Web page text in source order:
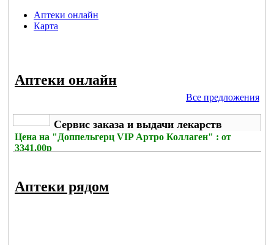
Аптеки онлайн
Карта
Аптеки онлайн
Все предложения
Сервис заказа и выдачи лекарств
Цена на "Доппельгерц VIP Артро Коллаген" : от
3341.00р
Аптеки рядом